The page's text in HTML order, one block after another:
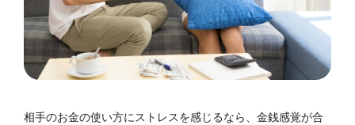
相手のお金の使い方にストレスを感じるなら、金銭感覚が合